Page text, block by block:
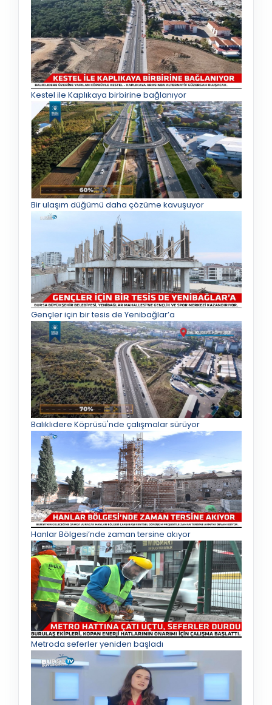
Kestel ile Kaplıkaya birbirine bağlanıyor
Bir ulaşım düğümü daha çözüme kavuşuyor
Gençler için bir tesis de Yenibağlar’a
Balıklıdere Köprüsü'nde çalışmalar sürüyor
Hanlar Bölgesi’nde zaman tersine akıyor
Metroda seferler yeniden başladı